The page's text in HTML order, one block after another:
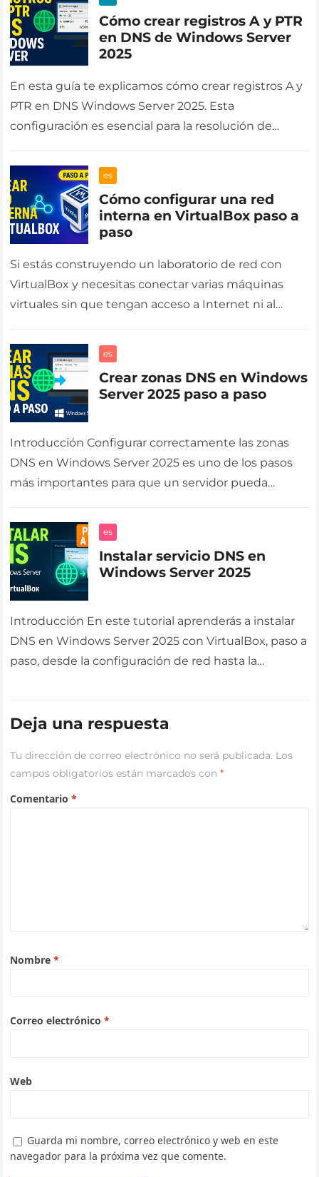
Cómo crear registros A y PTR
en DNS de Windows Server
2025
En esta guía te explicamos cómo crear registros A y
PTR en DNS Windows Server 2025. Esta
configuración es esencial para la resolución de
es
Cómo configurar una red
interna en VirtualBox paso a
paso
Si estás construyendo un laboratorio de red con
VirtualBox y necesitas conectar varias máquinas
virtuales sin que tengan acceso a Internet ni al
es
Crear zonas DNS en Windows
Server 2025 paso a paso
Introducción Configurar correctamente las zonas
DNS en Windows Server 2025 es uno de los pasos
más importantes para que un servidor pueda
es
Instalar servicio DNS en
Windows Server 2025
Introducción En este tutorial aprenderás a instalar
DNS en Windows Server 2025 con VirtualBox, paso a
paso, desde la configuración de red hasta la
Deja una respuesta
Tu dirección de correo electrónico no será publicada. Los
campos obligatorios están marcados con*
Comentario*
Nombre*
Correo electrónico*
Web
Guarda mi nombre, correo electrónico y web en este
navegador para la próxima vez que comente.